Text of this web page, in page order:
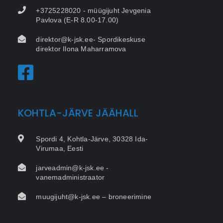
+3725228020 - müügijuht Jevgenia
Pavlova (E-R 8.00-17.00)
direktor@k-jsk.ee- Spordikeskuse
direktor Ilona Maharramova
KOHTLA-JÄRVE JÄÄHALL
Spordi 4, Kohtla-Järve, 30328 Ida-
Virumaa, Eesti
jarveadmin@k-jsk.ee -
vanemadministraator
muugijuht@k-jsk.ee – broneerimine